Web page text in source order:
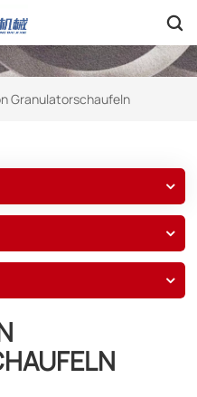
Granulatorschaufeln